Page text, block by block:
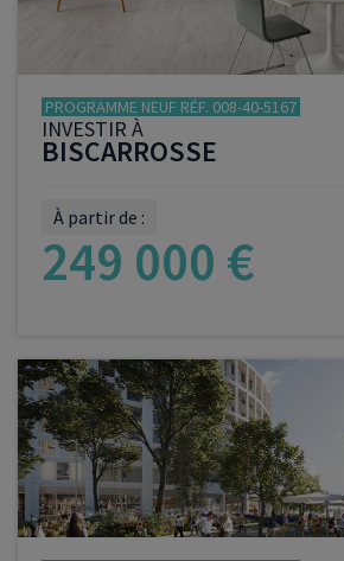
PROGRAMME NEUF RÉF. 008-40-5167
INVESTIR À
BISCARROSSE
À partir de :
249 000 €
VOIR LE PROGRAMME